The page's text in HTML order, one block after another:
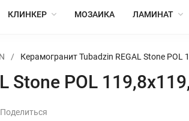
КЛИНКЕР МОЗАИКА ЛАМИНАТ
/ Керамогранит Tubadzin REGAL Stone POL
Stone POL
Поделиться